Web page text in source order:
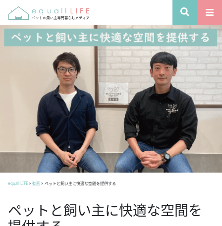
equall LIFE> 動画> ペットと飼い主に快適な空間を提供する
ペットと飼い主に快適な空間を